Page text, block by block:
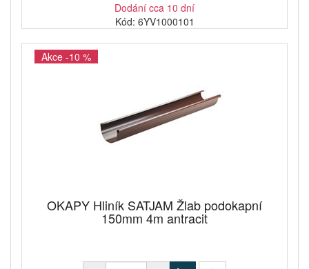
Dodání cca 10 dní
Kód: 6YV1000101
Akce -10 %
OKAPY Hliník SATJAM Žlab podokapní
150mm 4m antracit